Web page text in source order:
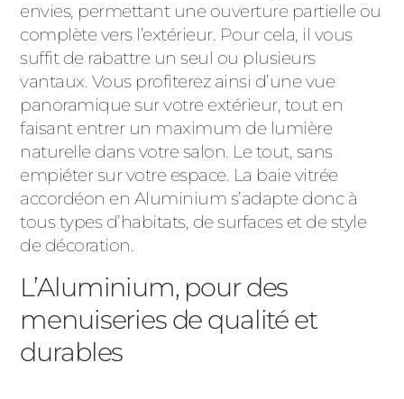
envies, permettant une ouverture partielle ou
complète vers l’extérieur. Pour cela, il vous
suffit de rabattre un seul ou plusieurs
vantaux. Vous profiterez ainsi d’une vue
panoramique sur votre extérieur, tout en
faisant entrer un maximum de lumière
naturelle dans votre salon. Le tout, sans
empiéter sur votre espace. La baie vitrée
accordéon en Aluminium s’adapte donc à
tous types d’habitats, de surfaces et de style
de décoration.
L’Aluminium, pour des
menuiseries de qualité et
durables